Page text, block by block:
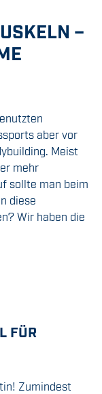
–
aber vor
Meist
mehr
sollte man beim
diese
Wir haben die
FÜR
Zumindest